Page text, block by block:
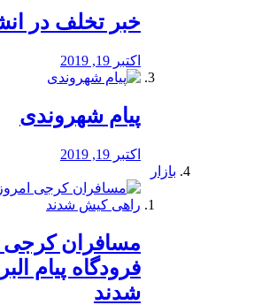
خبر تخلف در
اکتبر 19, 2019
پیام شهروندی
اکتبر 19, 2019
بازار
مسافران کرجی
فرودگاه پیام
شدند